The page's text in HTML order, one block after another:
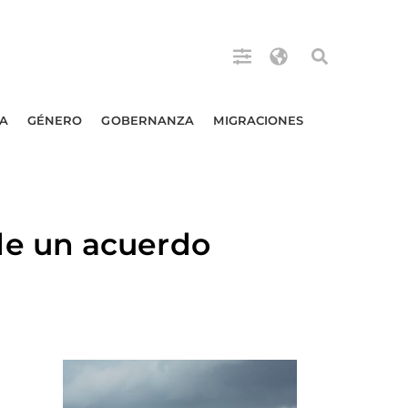
GÉNERO GOBERNANZA MIGRACIONES
un acuerdo